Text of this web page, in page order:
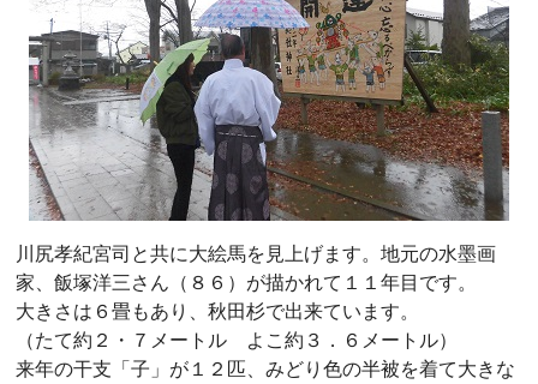
川尻孝紀宮司と共に大絵馬を見上げます。地元の水墨画
家、飯塚洋三さん（８６）が描かれて１１年目です。
大きさは６畳もあり、秋田杉で出来ています。
（たて約２・７メートル よこ約３．６メートル）
来年の干支「子」が１２匹、みどり色の半被を着て大きな